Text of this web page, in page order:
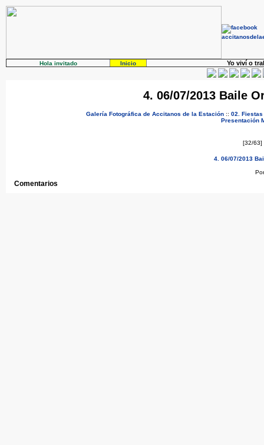
Hola invitado Inicio Yo viví o
4. 06/07/2013 Baile
Galería Fotográfica de Accitanos de la Estación :: 02.
Presentación
[32/63]
4. 06/07/2013
Comentarios